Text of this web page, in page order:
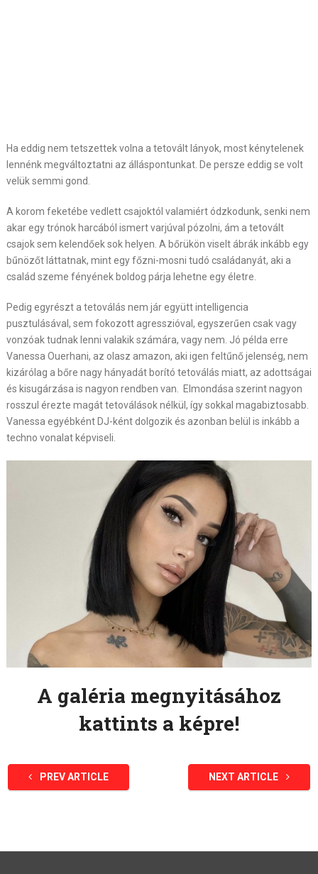
Ha eddig nem tetszettek volna a tetovált lányok, most kénytelenek
lennénk megváltoztatni az álláspontunkat. De persze eddig se volt
velük semmi gond.
A korom feketébe vedlett csajoktól valamiért ódzkodunk, senki nem
akar egy trónok harcából ismert varjúval pózolni, ám a tetovált
csajok sem kelendőek sok helyen. A bőrükön viselt ábrák inkább egy
bűnözőt láttatnak, mint egy főzni-mosni tudó családanyát, aki a
család szeme fényének boldog párja lehetne egy életre.
Pedig egyrészt a tetoválás nem jár együtt intelligencia
pusztulásával, sem fokozott agresszióval, egyszerűen csak vagy
vonzóak tudnak lenni valakik számára, vagy nem. Jó példa erre
Vanessa Ouerhani, az olasz amazon, aki igen feltűnő jelenség, nem
kizárólag a bőre nagy hányadát borító tetoválás miatt, az adottságai
és kisugárzása is nagyon rendben van. Elmondása szerint nagyon
rosszul érezte magát tetoválások nélkül, így sokkal magabiztosabb.
Vanessa egyébként DJ-ként dolgozik és azonban belül is inkább a
techno vonalat képviseli.
A galéria megnyitásához
kattints a képre!
PREV ARTICLE NEXT ARTICLE